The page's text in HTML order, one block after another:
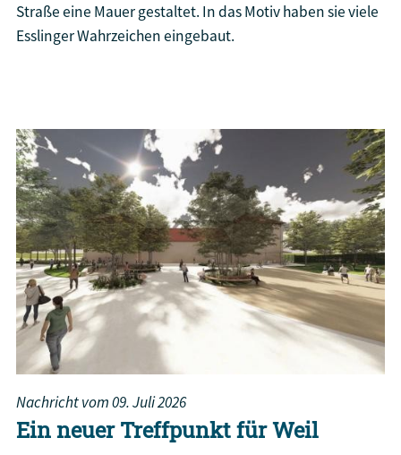
Straße eine Mauer gestaltet. In das Motiv haben sie viele
Esslinger Wahrzeichen eingebaut.
Nachricht vom09. Juli 2026
Ein neuer Treffpunkt für Weil